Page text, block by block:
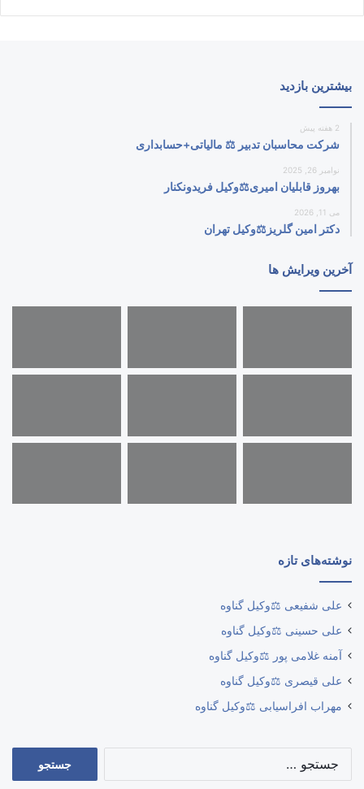
بیشترین بازدید
2 هفته پیش
شرکت محاسبان تدبیر ⚖️ مالیاتی+حسابداری
نوامبر 26, 2025
بهروز قابلیان امیری⚖️وکیل فریدونکنار
می 11, 2026
دکتر امین گلریز⚖️وکیل تهران
آخرین ویرایش ها
نوشته‌های تازه
علی شفیعی ⚖️وکیل گناوه
علی حسینی ⚖️وکیل گناوه
آمنه غلامی پور ⚖️وکیل گناوه
علی قیصری ⚖️وکیل گناوه
مهراب افراسیابی ⚖️وکیل گناوه